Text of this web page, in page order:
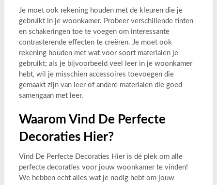
Je moet ook rekening houden met de kleuren die je
gebruikt in je woonkamer. Probeer verschillende tinten
en schakeringen toe te voegen om interessante
contrasterende effecten te creëren. Je moet ook
rekening houden met wat voor soort materialen je
gebruikt; als je bijvoorbeeld veel leer in je woonkamer
hebt, wil je misschien accessoires toevoegen die
gemaakt zijn van leer of andere materialen die goed
samengaan met leer.
Waarom Vind De Perfecte
Decoraties Hier?
Vind De Perfecte Decoraties Hier is dé plek om alle
perfecte decoraties voor jouw woonkamer te vinden!
We hebben echt alles wat je nodig hebt om jouw